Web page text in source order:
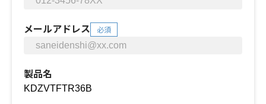
メールアドレス 必須
製品名